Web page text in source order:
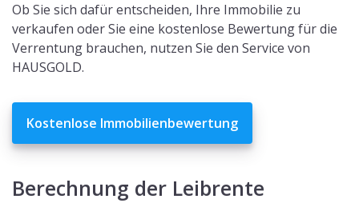
Ob Sie sich dafür entscheiden, Ihre Immobilie zu
verkaufen oder Sie eine kostenlose Bewertung für die
Verrentung brauchen, nutzen Sie den Service von
HAUSGOLD.
Kostenlose Immobilienbewertung
Berechnung der Leibrente